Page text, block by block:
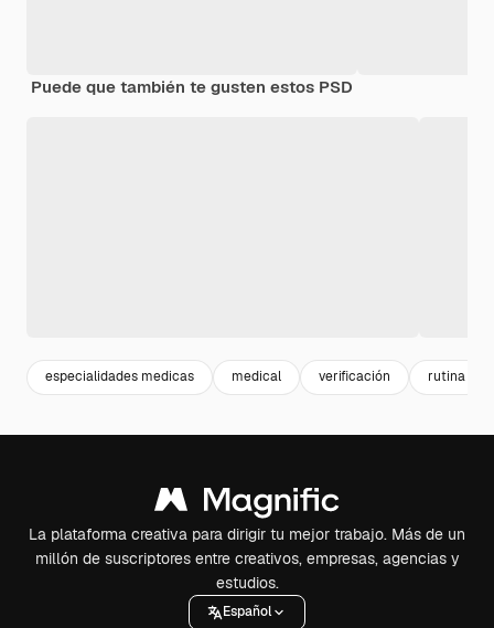
Puede que también te gusten estos PSD
especialidades medicas medical verificación rutina
La plataforma creativa para dirigir tu mejor trabajo. Más de un
millón de suscriptores entre creativos, empresas, agencias y
estudios.
Español